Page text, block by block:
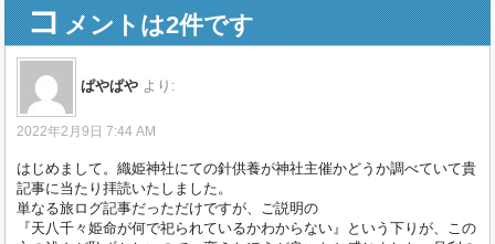
コメントは2件です
ぱやぱや より:
2022年2月9日 7:44 AM
はじめまして。織姫神社にての針供養が神社主催かどうか調べていて貴
記事に当たり拝読いたしました。
単なる旅ログ記事だっただけですが、ご説明の
『天八千々姫命が何で祀られているかわからない』という下りが、この